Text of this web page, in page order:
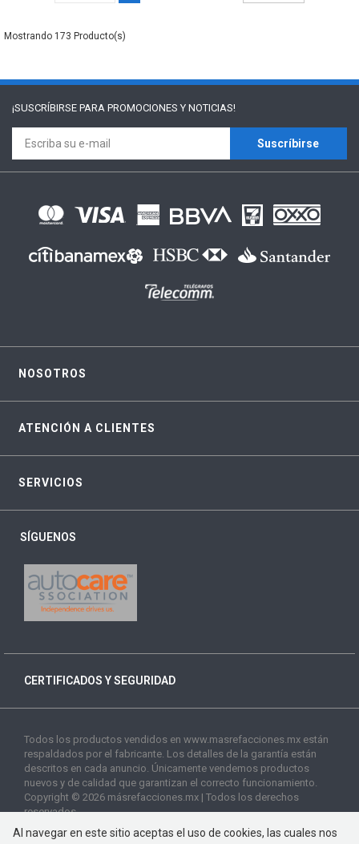
173
¡SUSCRÍBIRSE PARA PROMOCIONES Y NOTICIAS!
Suscríbirse
NOSOTROS
ATENCIÓN A CLIENTES
SERVICIOS
SÍGUENOS
CERTIFICADOS Y SEGURIDAD
Todos los productos vendidos en www.masrefacciones.mx están
respaldados por el fabricante. Los detalles de la garantía están
descritos en cada anuncio. Únicamente vendemos productos
nuevos y de calidad que garantizan el correcto funcionamiento.
Copyright © 2026 másrefacciones.mx | Todos los derechos
reservados
Al navegar en este sitio aceptas el uso de cookies, las cuales nos